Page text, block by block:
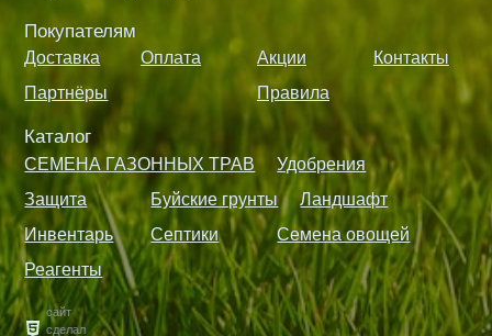
Покупателям
Доставка Оплата Акции
Контакты
Партнёры
Правила
Каталог
СЕМЕНА ГАЗОННЫХ ТРАВ
Удобрения
Защита
Буйские грунты
Ландшафт
Инвентарь
Септики
Семена овощей
Реагенты
сайт
сделал